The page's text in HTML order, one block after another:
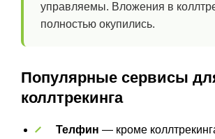
управляемы. Вложения в
полностью окупились.
Популярные сервисы
коллтрекинга
Телфин — кроме